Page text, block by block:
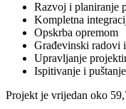
Razvoj i planiranje
Kompletna
Opskrba opremom
Građevinski radovi
Upravljanje
Ispitivanje i
Projekt je vrijedan oko